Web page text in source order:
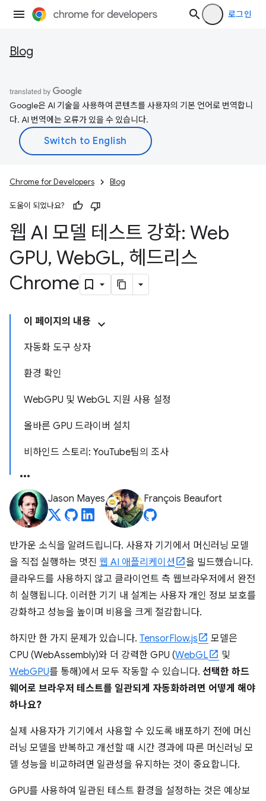
로그인
Blog
Google은 AI 기술을 사용하여 콘텐츠를 사용자의 기본 언어로 번역합니
다. AI 번역에는 오류가 있을 수 있습니다.
Chrome for Developers Blog
도움이 되었나요?
웹 AI 모델 테스트 강화: Web
GPU, WebGL, 헤드리스
Chrome
이 페이지의 내용
자동화 도구 상자
환경 확인
WebGPU 및 WebGL 지원 사용 설정
올바른 GPU 드라이버 설치
비하인드 스토리: YouTube팀의 조사
Jason Mayes François Beaufort
반가운 소식을 알려드립니다. 사용자 기기에서 머신러닝 모델
을 직접 실행하는 멋진 웹 AI 애플리케이션
을 빌드했습니다.
클라우드를 사용하지 않고 클라이언트 측 웹브라우저에서 완전
히 실행됩니다. 이러한 기기 내 설계는 사용자 개인 정보 보호를
강화하고 성능을 높이며 비용을 크게 절감합니다.
하지만 한 가지 문제가 있습니다. TensorFlow.js
모델은
CPU (WebAssembly)와 더 강력한 GPU (WebGL
및
WebGPU를 통해)에서 모두 작동할 수 있습니다. 선택한 하드
웨어로 브라우저 테스트를 일관되게 자동화하려면 어떻게 해야
하나요?
실제 사용자가 기기에서 사용할 수 있도록 배포하기 전에 머신
러닝 모델을 반복하고 개선할 때 시간 경과에 따른 머신러닝 모
델 성능을 비교하려면 일관성을 유지하는 것이 중요합니다.
GPU를 사용하여 일관된 테스트 환경을 설정하는 것은 예상보